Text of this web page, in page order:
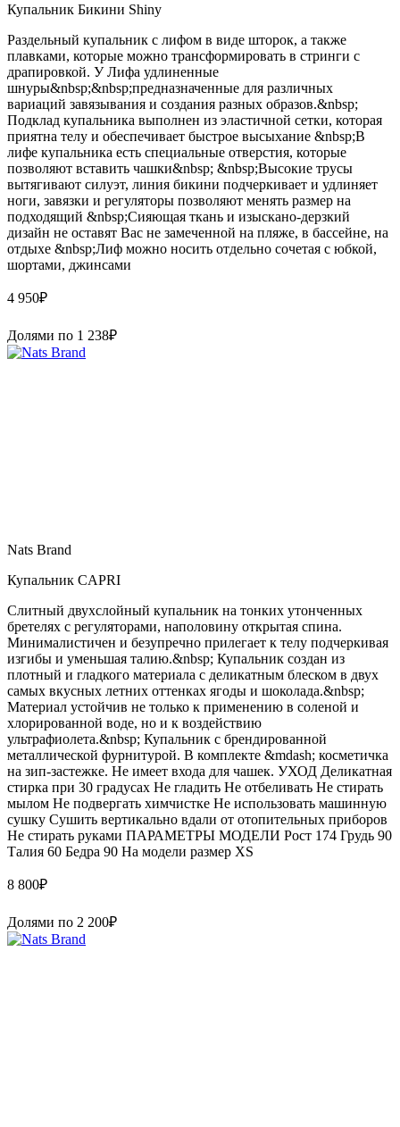
Купальник Бикини Shiny
Раздельный купальник с лифом в виде шторок, а также
плавками, которые можно трансформировать в стринги с
драпировкой. У Лифа удлиненные
шнуры&nbsp;&nbsp;предназначенные для различных
вариаций завязывания и создания разных образов.&nbsp;
Подклад купальника выполнен из эластичной сетки, которая
приятна телу и обеспечивает быстрое высыхание &nbsp;В
лифе купальника есть специальные отверстия, которые
позволяют вставить чашки&nbsp; &nbsp;Высокие трусы
вытягивают силуэт, линия бикини подчеркивает и удлиняет
ноги, завязки и регуляторы позволяют менять размер на
подходящий &nbsp;Сияющая ткань и изыскано-дерзкий
дизайн не оставят Вас не замеченной на пляже, в бассейне, на
отдыхе &nbsp;Лиф можно носить отдельно сочетая с юбкой,
шортами, джинсами
4 950₽
Долями по 1 238₽
Nats Brand
Купальник CAPRI
Слитный двухслойный купальник на тонких утонченных
бретелях с регуляторами, наполовину открытая спина.
Минималистичен и безупречно прилегает к телу подчеркивая
изгибы и уменьшая талию.&nbsp; Купальник создан из
плотный и гладкого материала с деликатным блеском в двух
самых вкусных летних оттенках ягоды и шоколада.&nbsp;
Материал устойчив не только к применению в соленой и
хлорированной воде, но и к воздействию
ультрафиолета.&nbsp; Купальник с брендированной
металлической фурнитурой. В комплекте &mdash; косметичка
на зип-застежке. Не имеет входа для чашек. УХОД Деликатная
стирка при 30 градусах Не гладить Не отбеливать Не стирать
мылом Не подвергать химчистке Не использовать машинную
сушку Сушить вертикально вдали от отопительных приборов
Не стирать руками ПАРАМЕТРЫ МОДЕЛИ Рост 174 Грудь 90
Талия 60 Бедра 90 На модели размер XS
8 800₽
Долями по 2 200₽